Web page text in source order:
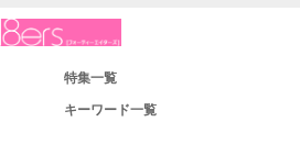
特集一覧
キーワード一覧